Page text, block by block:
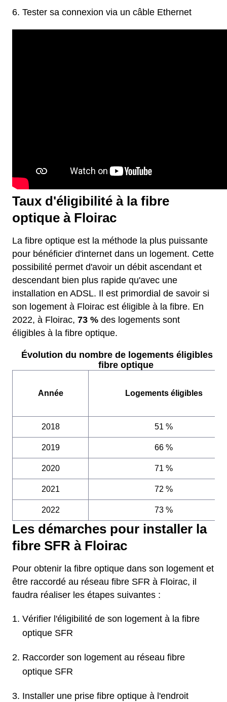
Tester sa connexion via un câble Ethernet
Taux d'éligibilité à la fibre
optique à Floirac
La fibre optique est la méthode la plus puissante
pour bénéficier d'internet dans un logement. Cette
possibilité permet d'avoir un débit ascendant et
descendant bien plus rapide qu'avec une
installation en ADSL. Il est primordial de savoir si
son logement à Floirac est éligible à la fibre. En
2022, à Floirac, 73 % des logements sont
éligibles à la fibre optique.
Évolution du nombre de logements éligibles à
fibre optique
Année Logements éligibles
2018 51 %
2019 66 %
2020 71 %
2021 72 %
2022 73 %
Les démarches pour installer la
fibre SFR à Floirac
Pour obtenir la fibre optique dans son logement et
être raccordé au réseau fibre SFR à Floirac, il
faudra réaliser les étapes suivantes :
Vérifier l'éligibilité de son logement à la fibre
optique SFR
Raccorder son logement au réseau fibre
optique SFR
Installer une prise fibre optique à l'endroit